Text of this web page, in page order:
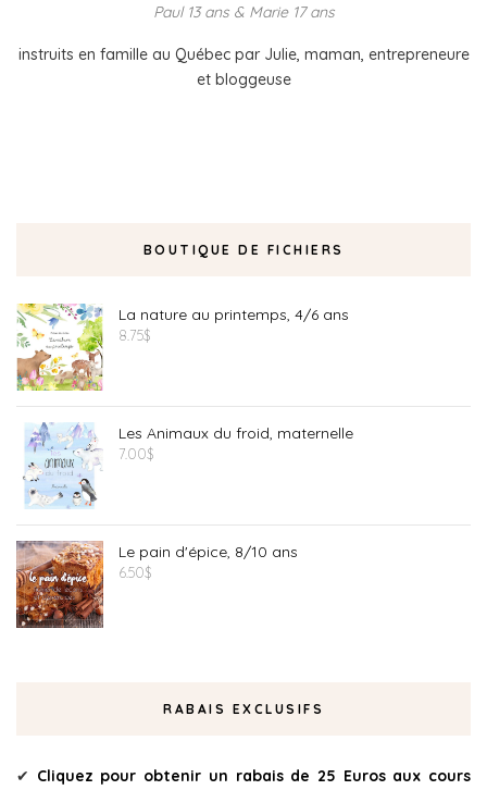
Paul 13 ans & Marie 17 ans
instruits en famille au Québec par Julie, maman, entrepreneure
et bloggeuse
BOUTIQUE DE FICHIERS
La nature au printemps, 4/6 ans
8.75$
Les Animaux du froid, maternelle
7.00$
Le pain d'épice, 8/10 ans
6.50$
RABAIS EXCLUSIFS
✔ Cliquez pour obtenir un rabais de 25 Euros aux cours